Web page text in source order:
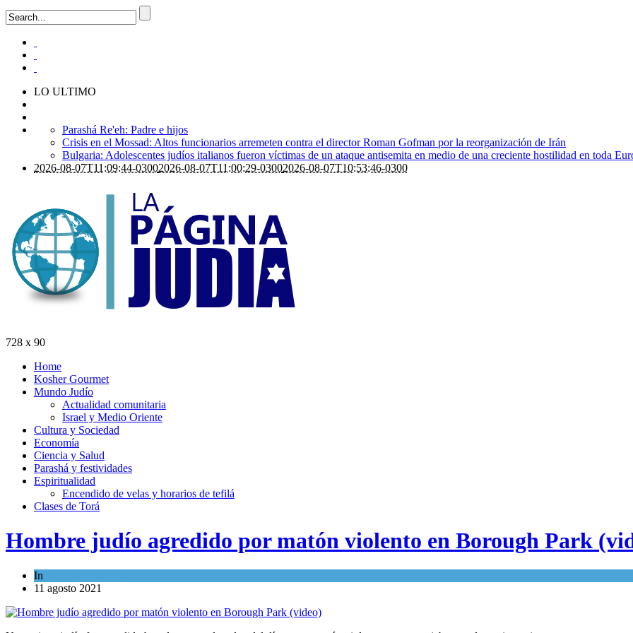
LO ULTIMO
Parashá Re'eh: Padre e hijos
Crisis en el Mossad: Altos funcionarios arremeten contra el director Roman Gofman por la reorganización de Irán
Bulgaria: Adolescentes judíos italianos fueron víctimas de un ataque antisemita en medio de una creciente hostilidad en toda
2026-08-07T11:09:44-03002026-08-07T11:00:29-03002026-08-07T10:53:46-0300
728 x 90
Home
Kosher Gourmet
Mundo Judío
Actualidad comunitaria
Israel y Medio Oriente
Cultura y Sociedad
Economía
Ciencia y Salud
Parashá y festividades
Espiritualidad
Encendido de velas y horarios de tefilá
Clases de Torá
Hombre judío agredido por matón violento en Borough Park
In
11 agosto 2021